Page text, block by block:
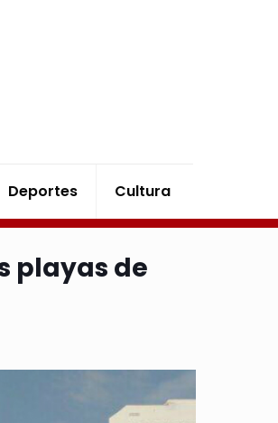
Deportes Cultura
playas de